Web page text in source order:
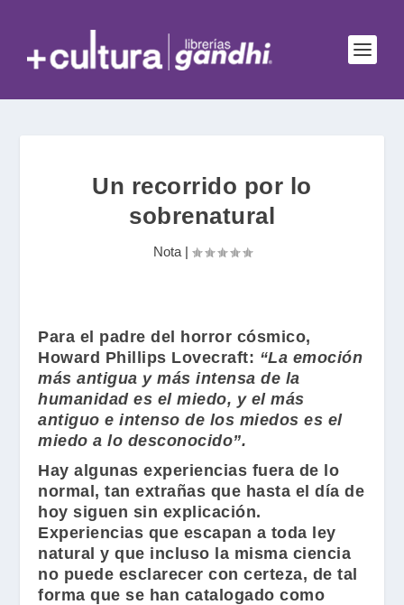
Un recorrido por lo
sobrenatural
Nota|
Para el padre del horror cósmico,
Howard Phillips Lovecraft: “La emoción
más antigua y más intensa de la
humanidad es el miedo, y el más
antiguo e intenso de los miedos es el
miedo a lo desconocido”.
Hay algunas experiencias fuera de lo
normal, tan extrañas que hasta el día de
hoy siguen sin explicación.
Experiencias que escapan a toda ley
natural y que incluso la misma ciencia
no puede esclarecer con certeza, de tal
forma que se han catalogado como